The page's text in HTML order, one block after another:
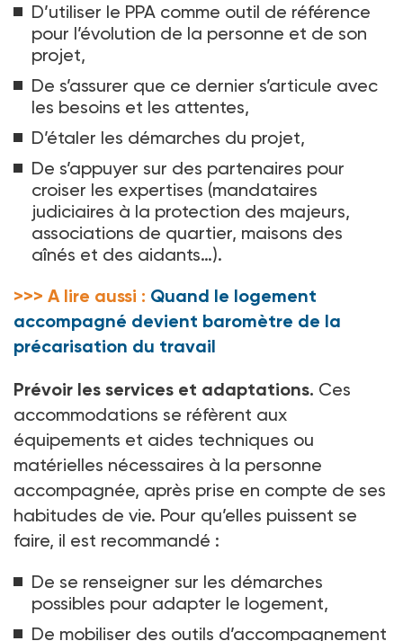
D’utiliser le PPA comme outil de référence
pour l’évolution de la personne et de son
projet,
De s’assurer que ce dernier s’articule avec
les besoins et les attentes,
D’étaler les démarches du projet,
De s’appuyer sur des partenaires pour
croiser les expertises (mandataires
judiciaires à la protection des majeurs,
associations de quartier, maisons des
aînés et des aidants…).
>>> A lire aussi : Quand le logement
accompagné devient baromètre de la
précarisation du travail
Prévoir les services et adaptations. Ces
accommodations se réfèrent aux
équipements et aides techniques ou
matérielles nécessaires à la personne
accompagnée, après prise en compte de ses
habitudes de vie. Pour qu’elles puissent se
faire, il est recommandé :
De se renseigner sur les démarches
possibles pour adapter le logement,
De mobiliser des outils d’accompagnement